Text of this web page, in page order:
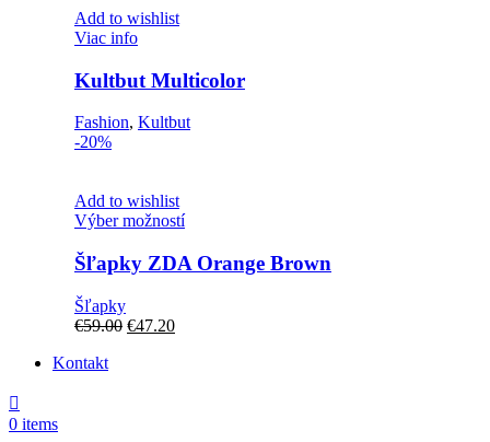
Add to wishlist
Viac info
Kultbut Multicolor
Fashion, Kultbut
-20%
Add to wishlist
Výber možnostíTento
má
viacero
Šľapky ZDA Orange Brown
Šľapky
€59.00 Pôvodná
€47.20Aktuálna
Kontakt
0 items